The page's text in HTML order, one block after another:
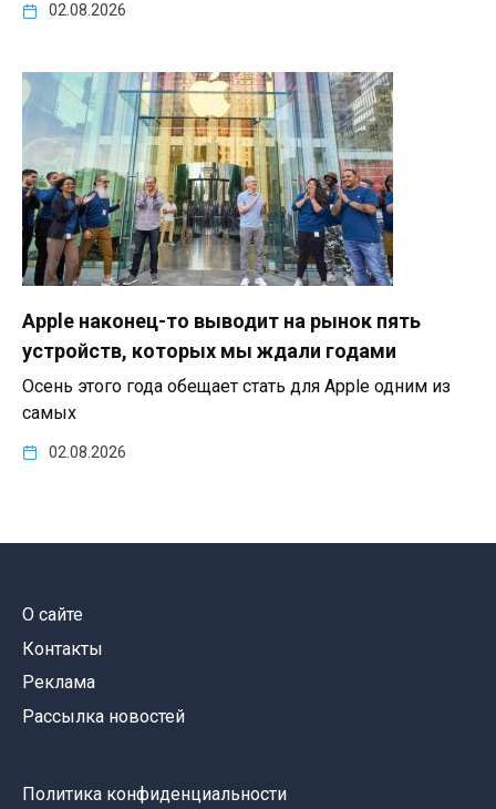
02.08.2026
Apple наконец-то выводит на рынок пять
устройств, которых мы ждали годами
Осень этого года обещает стать для Apple одним из
самых
02.08.2026
О сайте
Контакты
Реклама
Рассылка новостей
Политика конфиденциальности